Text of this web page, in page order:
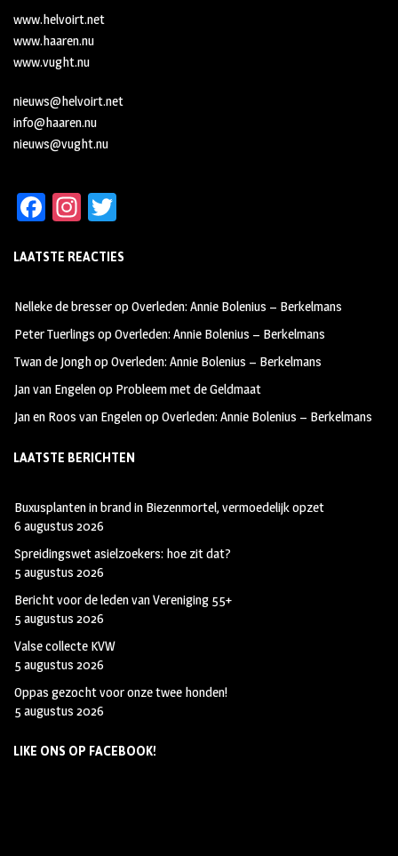
www.helvoirt.net
www.haaren.nu
www.vught.nu
nieuws@helvoirt.net
info@haaren.nu
nieuws@vught.nu
Fa
b
oo
k
In
ag
m
tt
LAATSTE REACTIES
Nelleke de bresseropOverleden: Annie Bolenius – Berkelmans
Peter Tuerlings opOverleden: Annie Bolenius – Berkelmans
Twan de JonghopOverleden: Annie Bolenius – Berkelmans
Jan van Engelenop Probleem met de Geldmaat
Jan en Roos van EngelenopOverleden: Annie Bolenius – Berkelmans
LAATSTE BERICHTEN
Buxusplanten in brand in Biezenmortel, vermoedelijk opzet
6 augustus 2026
Spreidingswet asielzoekers: hoe zit dat?
5 augustus 2026
Bericht voor de leden van Vereniging 55+
5 augustus 2026
Valse collecte KVW
5 augustus 2026
Oppas gezocht voor onze twee honden!
5 augustus 2026
LIKE ONS OP FACEBOOK!